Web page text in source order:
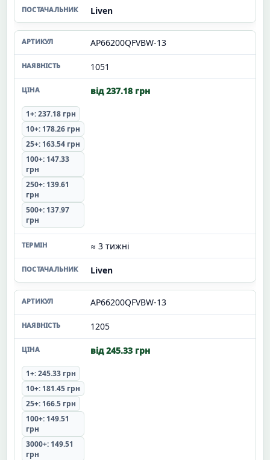
Liven
AP66200QFVBW-13
1051
від 237.18 грн
1+: 237.18 грн
10+: 178.26 грн
25+: 163.54 грн
100+: 147.33
грн
250+: 139.61
грн
500+: 137.97
грн
≈ 3 тижні
Liven
AP66200QFVBW-13
1205
від 245.33 грн
1+: 245.33 грн
10+: 181.45 грн
25+: 166.5 грн
100+: 149.51
грн
3000+: 149.51
грн